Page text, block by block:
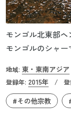
モンゴル北東部
モンゴルのシャ
いると考えられて
の棒に結びつけ
シャーマニズムと
地域: 東・東南アジア
登録年: 2015年 /
#その他宗教